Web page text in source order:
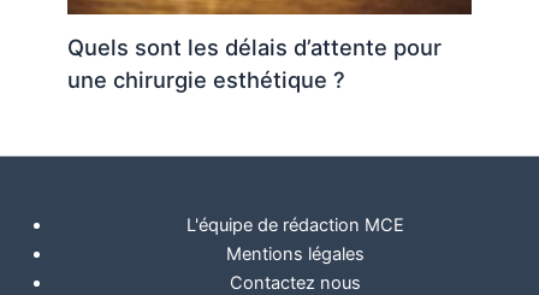
Quels sont les délais d’attente pour
une chirurgie esthétique ?
L'équipe de rédaction MCE
Mentions légales
Contactez nous